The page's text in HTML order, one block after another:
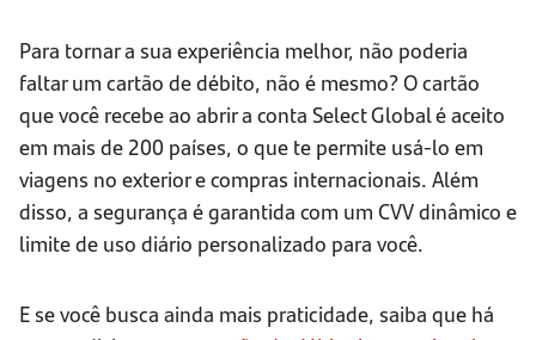
Para tornar a sua experiência melhor, não poderia
faltar um cartão de débito, não é mesmo? O cartão
que você recebe ao abrir a conta Select Global é aceito
em mais de 200 países, o que te permite usá-lo em
viagens no exterior e compras internacionais. Além
disso, a segurança é garantida com um CVV dinâmico e
limite de uso diário personalizado para você.
E se você busca ainda mais praticidade, saiba que há